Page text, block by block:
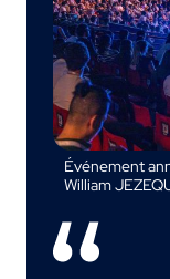
Événement
William